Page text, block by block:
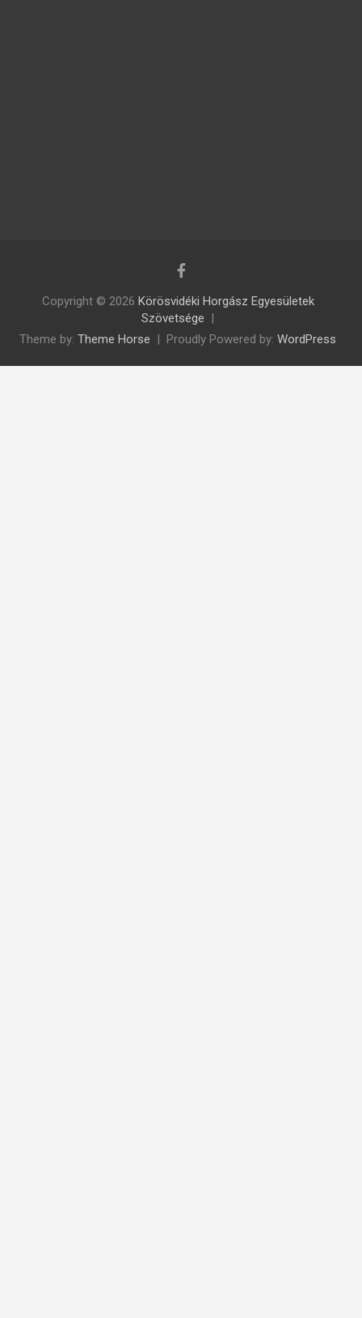
Copyright © 2026 Körösvidéki Horgász Egyesületek
Szövetsége
Theme by: Theme Horse Proudly Powered by: WordPress